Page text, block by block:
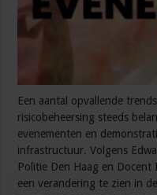
Een aantal opvallende
risicobeheersing steeds
evenementen en
infrastructuur. Volgens
Politie Den Haag en Docent
een verandering te zien in